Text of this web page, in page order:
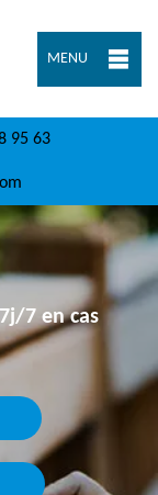
MENU
95 63
7 en cas